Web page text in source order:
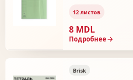
12 листов
8 MDL
Подробнее
Brisk